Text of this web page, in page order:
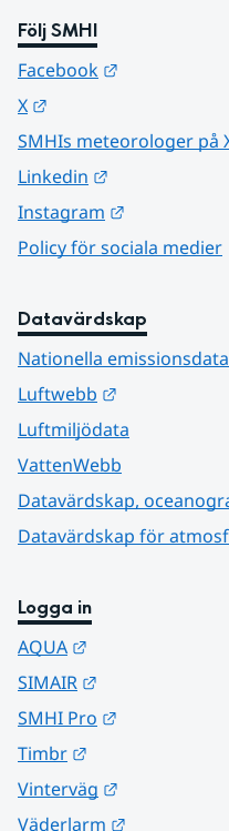
Följ SMHI
Facebook
X
SMHIs meteorologer på
Linkedin
Instagram
Policy för sociala medier
Datavärdskap
Nationella
Luftwebb
Luftmiljödata
VattenWebb
Datavärdskap,
Datavärdskap för
Logga in
AQUA
SIMAIR
SMHI Pro
Timbr
Vinterväg
Väderlarm